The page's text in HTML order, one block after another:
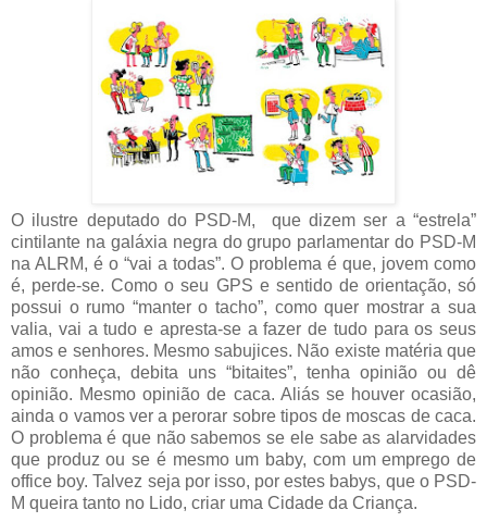
O ilustre deputado do PSD-M, que dizem ser a “estrela”
cintilante na galáxia negra do grupo parlamentar do PSD-M
na ALRM, é o “vai a todas”. O problema é que, jovem como
é, perde-se. Como o seu GPS e sentido de orientação, só
possui o rumo “manter o tacho”, como quer mostrar a sua
valia, vai a tudo e apresta-se a fazer de tudo para os seus
amos e senhores. Mesmo sabujices. Não existe matéria que
não conheça, debita uns “bitaites”, tenha opinião ou dê
opinião. Mesmo opinião de caca. Aliás se houver ocasião,
ainda o vamos ver a perorar sobre tipos de moscas de caca.
O problema é que não sabemos se ele sabe as alarvidades
que produz ou se é mesmo um baby, com um emprego de
office boy. Talvez seja por isso, por estes babys, que o PSD-
M queira tanto no Lido, criar uma Cidade da Criança.